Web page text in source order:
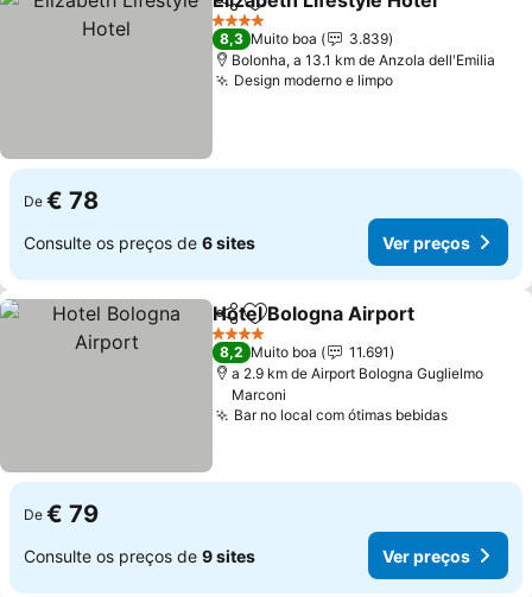
PartilharAdicionar aos favoritos
4 Estrelas
8,3 Muito boa
3.839
Bolonha, a 13.1 km de Anzola dell'Emilia
Design moderno e limpo
De € 78
Consulte os preços de 6 sites Ver preços
PartilharAdicionar aos favoritos
Hotel Bologna Airport
4 Estrelas
8,2 Muito boa
11.691
a 2.9 km de Airport Bologna Guglielmo
Marconi
Bar no local com ótimas bebidas
De € 79
Consulte os preços de 9 sites Ver preços